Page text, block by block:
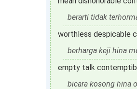
berarti tidak
worthless despicable
berharga keji hina
empty talk
bicara kosong hina